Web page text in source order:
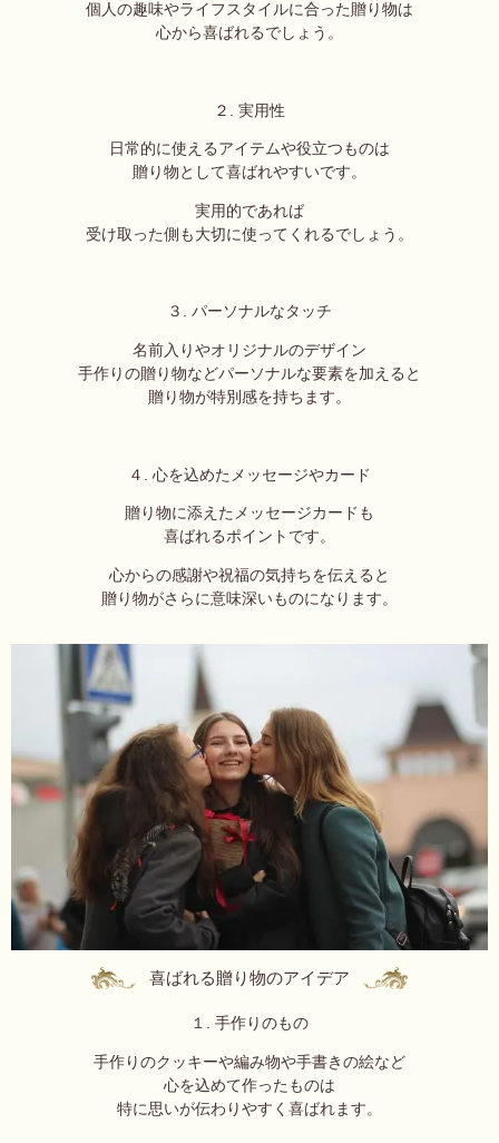
個人の趣味やライフスタイルに合った贈り物は
心から喜ばれるでしょう。
２. 実用性
日常的に使えるアイテムや役立つものは
贈り物として喜ばれやすいです。
実用的であれば
受け取った側も大切に使ってくれるでしょう。
３. パーソナルなタッチ
名前入りやオリジナルのデザイン
手作りの贈り物などパーソナルな要素を加えると
贈り物が特別感を持ちます。
４. 心を込めたメッセージやカード
贈り物に添えたメッセージカードも
喜ばれるポイントです。
心からの感謝や祝福の気持ちを伝えると
贈り物がさらに意味深いものになります。
喜ばれる贈り物のアイデア
１. 手作りのもの
手作りのクッキーや編み物や手書きの絵など
心を込めて作ったものは
特に思いが伝わりやすく喜ばれます。